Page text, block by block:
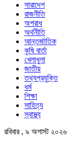
সারাদেশ
রাজনীতি
অপরাধ
অর্থনীতি
আন্তর্জাতিক
কৃষি বার্তা
খেলাধুলা
জাতীয়
তথ্যপ্রযুক্তি
ধর্ম
শিক্ষা
সাহিত্য
স্বাস্থ্য
রবিবার , ৯ অগাস্ট ২০২৬